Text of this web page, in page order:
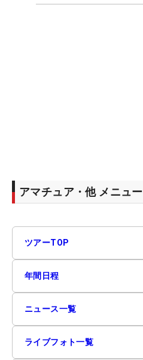
アマチュア・他 メニュー
ツアーTOP
年間日程
ニュース一覧
ライブフォト一覧